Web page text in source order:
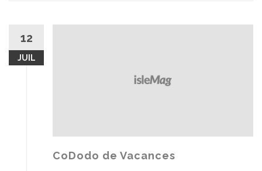
12
JUIL
CoDodo de Vacances